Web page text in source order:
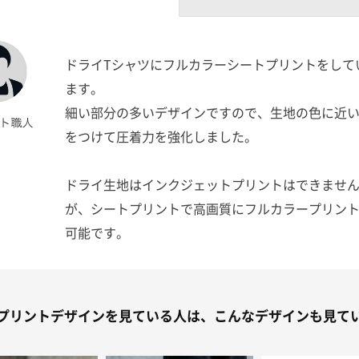
ドライTシャツにフルカラーシートプリントをして
ます。
細い部分の多いデザインですので、生地の色に近
をつけて圧着力を強化しました。
ドライ生地はインクジェットプリントはできません
が、シートプリントで高画質にフルカラープリン
可能です。
リントデザインを見ている人は、こんなデザインも見て